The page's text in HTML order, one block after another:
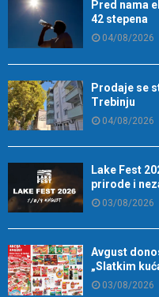
Pred nama
42 stepena
04/08/2026
Prodaje se
Trebinju
04/08/2026
Lake Fest
prirode i
03/08/2026
Avgust
„Slatkim
03/08/2026